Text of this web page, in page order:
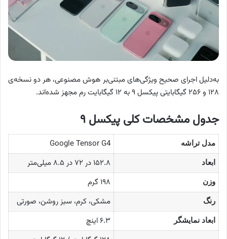
به‌دلیل اجرای صحیح ویژگی‌های مبتنی‌بر هوش مصنوعی، هر دو نسخه‌ی
۱۲۸ و ۲۵۶ گیگابایتی پیکسل ۹ به ۱۲ گیگابایت رم مجهز شده‌اند.
جدول مشخصات کلی پیکسل ۹
مدل تراشه Google Tensor G4
ابعاد ۱۵۲.۸ در ۷۲ در ۸.۵ میلی‌متر
وزن ۱۹۸ گرم
رنگ مشکی، کرم، سبز روشن، صورتی
ابعاد نمایشگر
۶.۳ اینچ